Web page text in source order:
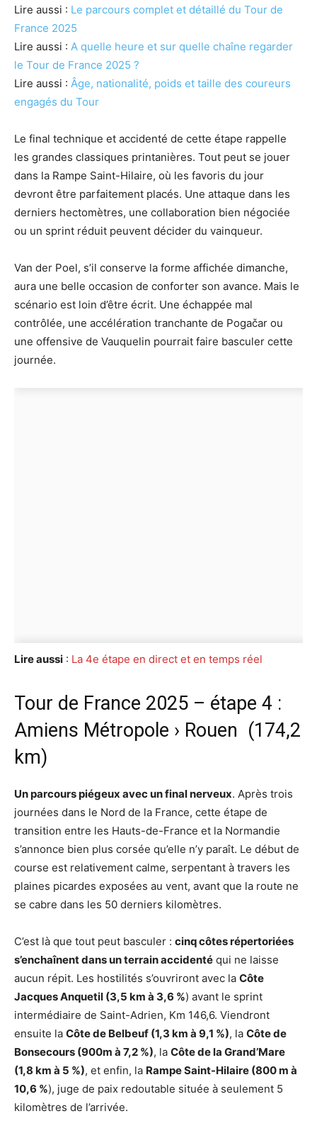
Lire aussi : Le parcours complet et détaillé du Tour de
France 2025
Lire aussi : A quelle heure et sur quelle chaîne regarder
le Tour de France 2025 ?
Lire aussi : Âge, nationalité, poids et taille des coureurs
engagés du Tour
Le final technique et accidenté de cette étape rappelle
les grandes classiques printanières. Tout peut se jouer
dans la Rampe Saint-Hilaire, où les favoris du jour
devront être parfaitement placés. Une attaque dans les
derniers hectomètres, une collaboration bien négociée
ou un sprint réduit peuvent décider du vainqueur.
Van der Poel, s’il conserve la forme affichée dimanche,
aura une belle occasion de conforter son avance. Mais le
scénario est loin d’être écrit. Une échappée mal
contrôlée, une accélération tranchante de Pogačar ou
une offensive de Vauquelin pourrait faire basculer cette
journée.
Lire aussi : La 4e étape en direct et en temps réel
Tour de France 2025 – étape 4 :
Amiens Métropole › Rouen (174,2
km)
Un parcours piégeux avec un final nerveux. Après trois
journées dans le Nord de la France, cette étape de
transition entre les Hauts-de-France et la Normandie
s’annonce bien plus corsée qu’elle n’y paraît. Le début de
course est relativement calme, serpentant à travers les
plaines picardes exposées au vent, avant que la route ne
se cabre dans les 50 derniers kilomètres.
C’est là que tout peut basculer : cinq côtes répertoriées
s’enchaînent dans un terrain accidenté qui ne laisse
aucun répit. Les hostilités s’ouvriront avec la Côte
Jacques Anquetil (3,5 km à 3,6 %) avant le sprint
intermédiaire de Saint-Adrien, Km 146,6. Viendront
ensuite la Côte de Belbeuf (1,3 km à 9,1 %), la Côte de
Bonsecours (900m à 7,2 %), la Côte de la Grand’Mare
(1,8 km à 5 %), et enfin, la Rampe Saint-Hilaire (800 m à
10,6 %), juge de paix redoutable située à seulement 5
kilomètres de l’arrivée.